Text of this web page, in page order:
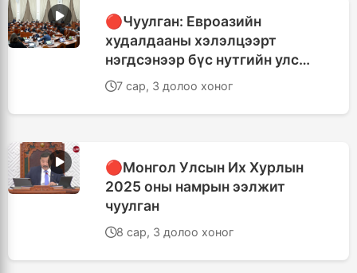
🔴Чуулган: Евроазийн
худалдааны хэлэлцээрт
нэгдсэнээр бүс нутгийн улс
орнуудтай хийх экспортыг
дэмжиж, дотоодын ААН-ийг
дэмжих хөшүүрэг болно
7 сар, 3 долоо хоног
🔴Монгол Улсын Их Хурлын
2025 оны намрын ээлжит
чуулган
8 сар, 3 долоо хоног